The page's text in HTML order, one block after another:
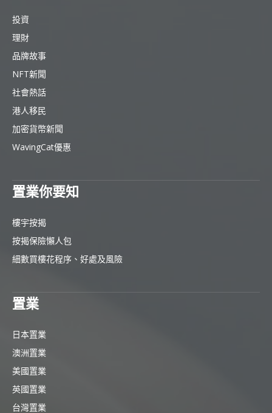
投資
理財
品牌故事
NFT新聞
社會熱話
港人移民
加密貨幣新聞
WavingCat優惠
置業你要知
樓宇按揭
按揭保險懶人包
細數買樓花程序、好處及風險
置業
日本置業
澳洲置業
美國置業
英國置業
台灣置業